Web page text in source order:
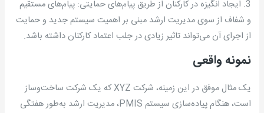
3. ایجاد انگیزه در کارکنان از طریق پیام‌های حمایتی: پیام‌های مستقیم
و شفاف از سوی مدیریت ارشد مبنی بر اهمیت سیستم جدید و حمایت
از اجرای آن می‌تواند تاثیر زیادی در جلب اعتماد کارکنان داشته باشد.
نمونه واقعی
یک مثال موفق در این زمینه، شرکت XYZ که یک شرکت ساخت‌وساز
است، هنگام پیاده‌سازی سیستم PMIS، مدیریت ارشد به‌طور هفتگی